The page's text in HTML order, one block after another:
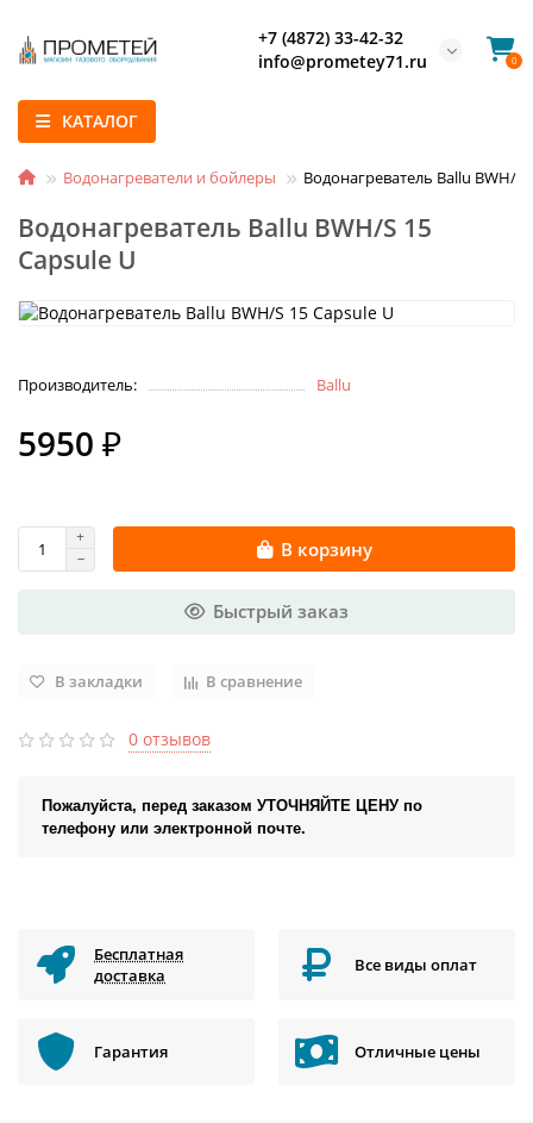
+7 (4872) 33-42-32
info@prometey71.ru
0
КАТАЛОГ
Водонагреватели и бойлеры Водонагреватель Ballu BWH/S
Водонагреватель Ballu BWH/S 15
Capsule U
Производитель: Ballu
5950 ₽
В корзину
Быстрый заказ
В закладки В сравнение
0 отзывов
Пожалуйста, перед заказом УТОЧНЯЙТЕ ЦЕНУ по
телефону или электронной почте.
Бесплатная
доставка
Все виды оплат
Гарантия Отличные цены